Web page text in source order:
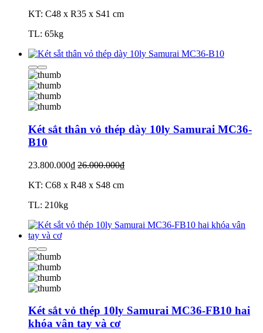
KT: C48 x R35 x S41 cm
TL: 65kg
Két sắt thân vỏ thép dày 10ly Samurai MC36-
B10
23.800.000₫ 26.000.000₫
KT: C68 x R48 x S48 cm
TL: 210kg
Két sắt vỏ thép 10ly Samurai MC36-FB10 hai
khóa vân tay và cơ